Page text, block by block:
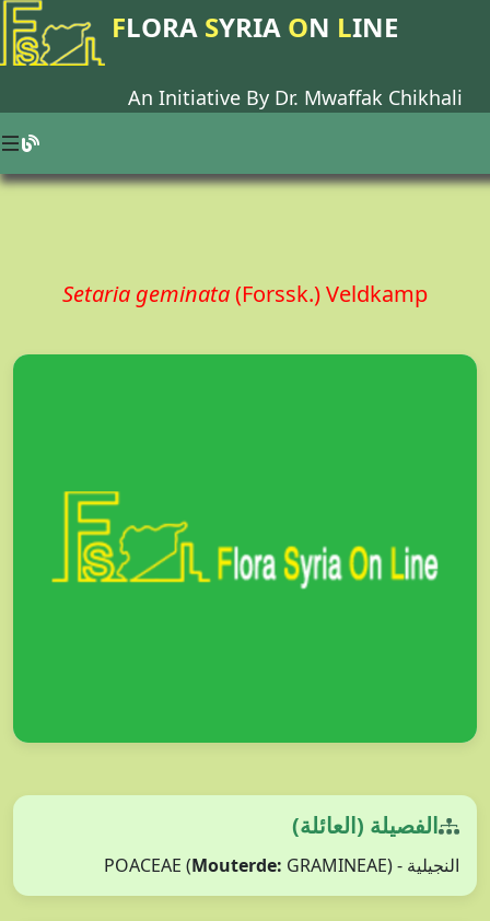
FLORA SYRIA ON LINE
An Initiative By Dr. Mwaffak Chikhali
Setaria geminata(Forssk.) Veldkamp
الفصيلة (العائلة)
النجيلية - POACEAE ( Mouterde: GRAMINEAE)